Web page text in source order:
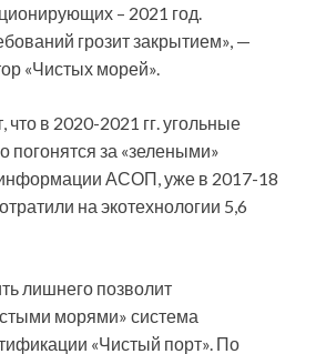
– 2021 год.
грозит закрытием», —
«Чистых морей».
что в 2020-2021 гг. угольные
погонятся за «зелеными»
АСОП, уже в 2017-18
на экотехнологии 5,6
лишнего позволит
морями» система
«Чистый порт». По